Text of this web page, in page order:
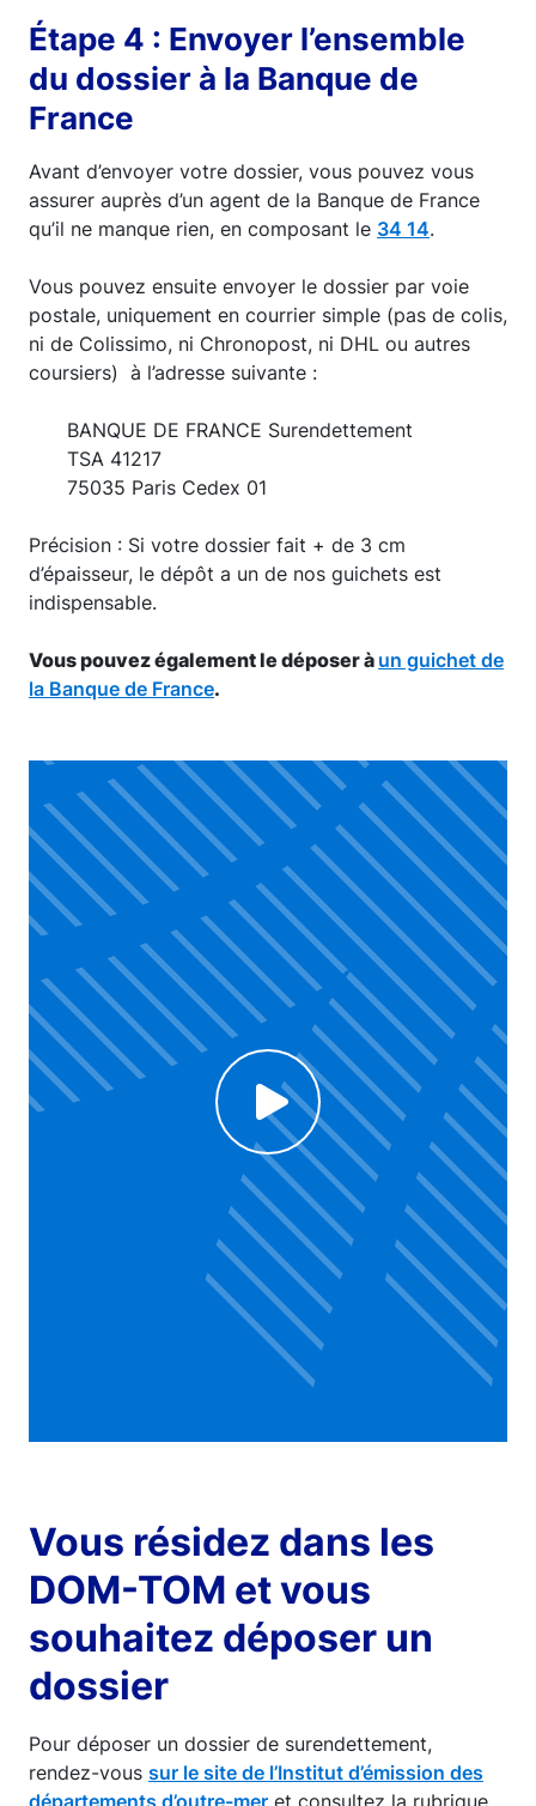
Étape 4 : Envoyer l’ensemble
du dossier à la Banque de
France
Avant d’envoyer votre dossier, vous pouvez vous
assurer auprès d’un agent de la Banque de France
qu’il ne manque rien, en composant le 34 14.
Vous pouvez ensuite envoyer le dossier par voie
postale, uniquement en courrier simple (pas de colis,
ni de Colissimo, ni Chronopost, ni DHL ou autres
coursiers) à l’adresse suivante :
BANQUE DE FRANCE Surendettement
TSA 41217
75035 Paris Cedex 01
Précision : Si votre dossier fait + de 3 cm
d’épaisseur, le dépôt a un de nos guichets est
indispensable.
Vous pouvez également le déposer à un guichet de
la Banque de France.
Voir la vidéo
Click to enable Youtube cookies and see content
Vous résidez dans les
DOM-TOM et vous
souhaitez déposer un
dossier
Pour déposer un dossier de surendettement,
rendez-vous sur le site de l’Institut d’émission des
départements d’outre-mer et consultez la rubrique